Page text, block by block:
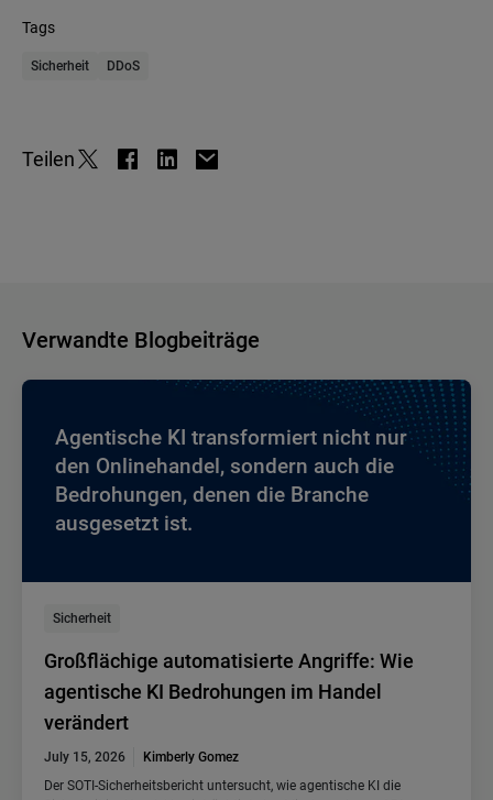
Tags
Sicherheit DDoS
Teilen
Verwandte Blogbeiträge
Agentische KI transformiert nicht nur
den Onlinehandel, sondern auch die
Bedrohungen, denen die Branche
ausgesetzt ist.
Sicherheit
Großflächige automatisierte Angriffe: Wie
agentische KI Bedrohungen im Handel
verändert
July 15, 2026
Kimberly Gomez
Der SOTI-Sicherheitsbericht untersucht, wie agentische KI die